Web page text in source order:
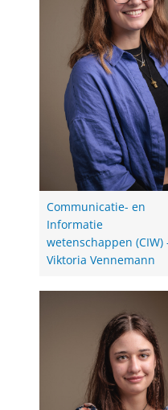
Communicatie- en
Informatie
wetenschappen (CIW)
Viktoria Vennemann